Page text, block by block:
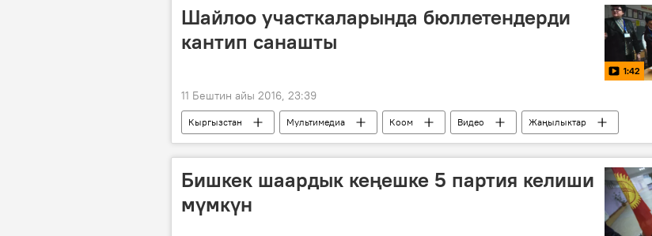
Референдум жолу менен Конституцияга өзгөртүүлөрдү киргизүү
Шайлоо участкаларында бюллетендерди
кантип санашты
1:42
11 Бештин айы 2016, 23:39
Кыргызстан Мультимедиа Коом Видео
Жаңылыктар
Саясат
Жергиликтүү кеңештерге шайлоолор референдум
шайлоо
Референдум жолу менен Конституцияга өзгөртүүлөрдү киргизүү
Бишкек шаардык кеңешке 5 партия келиши
мүмкүн